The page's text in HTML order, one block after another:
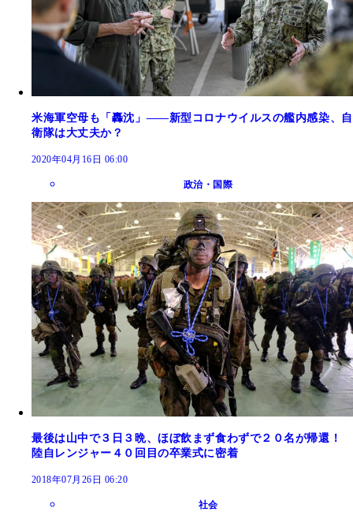
米海軍空母も「轟沈」――新型コロナウイルスの艦内感染、自
衛隊は大丈夫か？
2020年04月16日 06:00
政治・国際
最後は山中で３日３晩、ほぼ飲まず食わずで２０名が帰還！
陸自レンジャー４０回目の卒業式に密着
2018年07月26日 06:20
社会